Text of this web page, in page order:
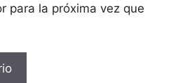
para la próxima vez que